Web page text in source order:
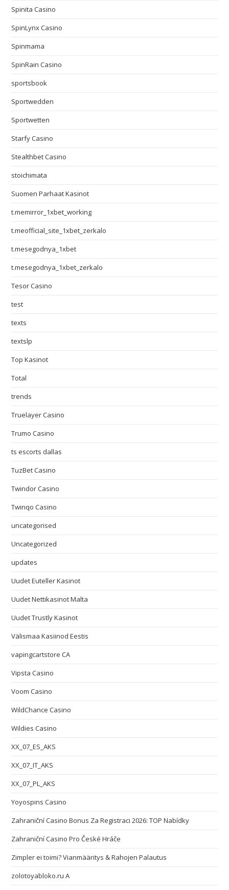
Spinita Casino
SpinLynx Casino
Spinmama
SpinRain Casino
sportsbook
Sportwedden
Sportwetten
Starfy Casino
Stealthbet Casino
stoichimata
Suomen Parhaat Kasinot
t.memirror_1xbet_working
t.meofficial_site_1xbet_zerkalo
t.mesegodnya_1xbet
t.mesegodnya_1xbet_zerkalo
Tesor Casino
test
texts
textslp
Top Kasinot
Total
trends
Truelayer Casino
Trumo Casino
ts escorts dallas
TuzBet Casino
Twindor Casino
Twinqo Casino
uncategorised
Uncategorized
updates
Uudet Euteller Kasinot
Uudet Nettikasinot Malta
Uudet Trustly Kasinot
Välismaa Kasiinod Eestis
vapingcartstore CA
Vipsta Casino
Voom Casino
WildChance Casino
Wildies Casino
XX_07_ES_AKS
XX_07_IT_AKS
XX_07_PL_AKS
Yoyospins Casino
Zahraniční Casino Bonus Za Registraci 2026: TOP Nabídky
Zahraniční Casino Pro České Hráče
Zimpler ei toimi? Vianmääritys & Rahojen Palautus
zolotoyabloko.ru A